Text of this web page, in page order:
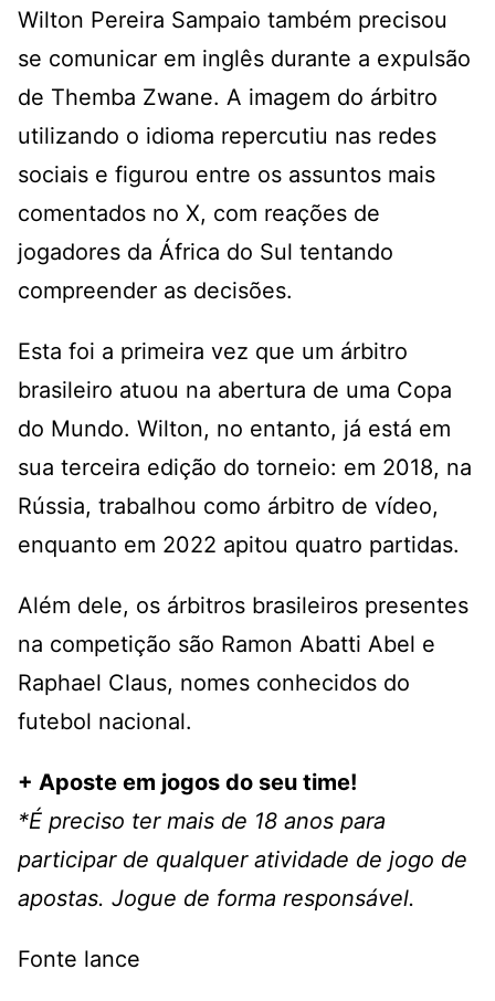
Wilton Pereira Sampaio também precisou
se comunicar em inglês durante a expulsão
de Themba Zwane. A imagem do árbitro
utilizando o idioma repercutiu nas redes
sociais e figurou entre os assuntos mais
comentados no X, com reações de
jogadores da África do Sul tentando
compreender as decisões.
Esta foi a primeira vez que um árbitro
brasileiro atuou na abertura de uma Copa
do Mundo. Wilton, no entanto, já está em
sua terceira edição do torneio: em 2018, na
Rússia, trabalhou como árbitro de vídeo,
enquanto em 2022 apitou quatro partidas.
Além dele, os árbitros brasileiros presentes
na competição são Ramon Abatti Abel e
Raphael Claus, nomes conhecidos do
futebol nacional.
+ Aposte em jogos do seu time!
*É preciso ter mais de 18 anos para
participar de qualquer atividade de jogo de
apostas. Jogue de forma responsável.
Fonte lance